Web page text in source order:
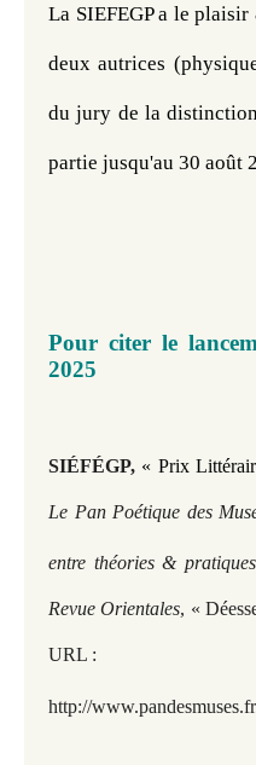
La SIEFEGP a le
deux autrices
du jury de la
partie jusqu'au 30 août
Pour citer le
2025
SIÉFÉGP, « Prix
Le Pan Poétique des
entre théories &
Revue Orientales, «
URL :
http://